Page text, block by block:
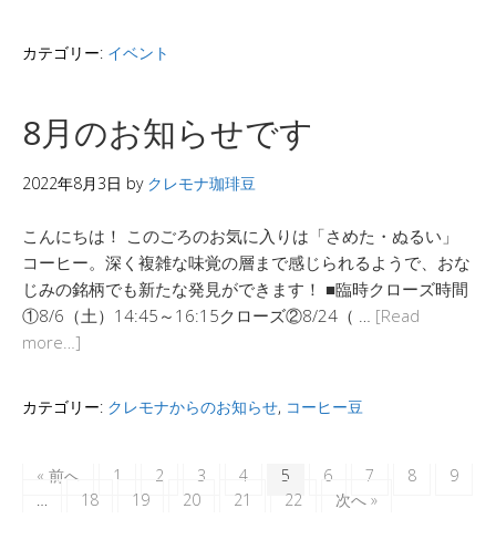
カテゴリー: イベント
8月のお知らせです
2022年8月3日 by クレモナ珈琲豆
こんにちは！ このごろのお気に入りは「さめた・ぬるい」
コーヒー。深く複雑な味覚の層まで感じられるようで、おな
じみの銘柄でも新たな発見ができます！ ■臨時クローズ時間
①8/6（土）14:45～16:15クローズ②8/24（ … [Read
more…]
カテゴリー: クレモナからのお知らせ, コーヒー豆
« 前へ 1 2 3 4 5 6 7 8
9
…
18 19 20 21 22 次へ »